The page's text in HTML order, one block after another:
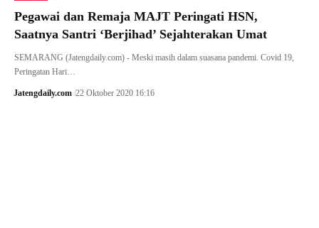
Pegawai dan Remaja MAJT Peringati HSN,
Saatnya Santri ‘Berjihad’ Sejahterakan Umat
SEMARANG (Jatengdaily.com) - Meski masih dalam suasana pandemi. Covid 19,
Peringatan Hari…
Jatengdaily.com 22 Oktober 2020 16:16